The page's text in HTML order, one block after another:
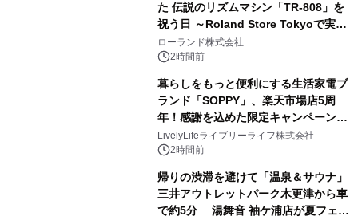
た 伝説のリズムマシン「TR-808」を
祝う日 ～Roland Store Tokyoで実機
を展示しての 記念キャンペーンを開
催 英国ラジオ「NTS」の 特別プログ
アーティストを フィーチャーしたアニ
メーションを公開～
ローランド株式会社
2時間前
暮らしをもっと便利にする生活家電ブ
ランド「SOPPY」、楽天市場店5周
年！感謝を込めた限定キャンペーンを
8月10日より開催
LivelyLifeライブリーライフ株式会社
2時間前
帰りの渋滞を避けて「温泉＆サウナ」
三井アウトレットパーク木更津から車
で約5分 湯舞音 袖ケ浦店が夏フェア